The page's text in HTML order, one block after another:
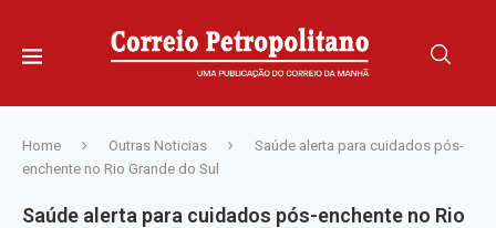
Home Outras Noticias
Saúde alerta para cuidados pós-
enchente no Rio Grande do Sul
Saúde alerta para cuidados pós-enchente no Rio